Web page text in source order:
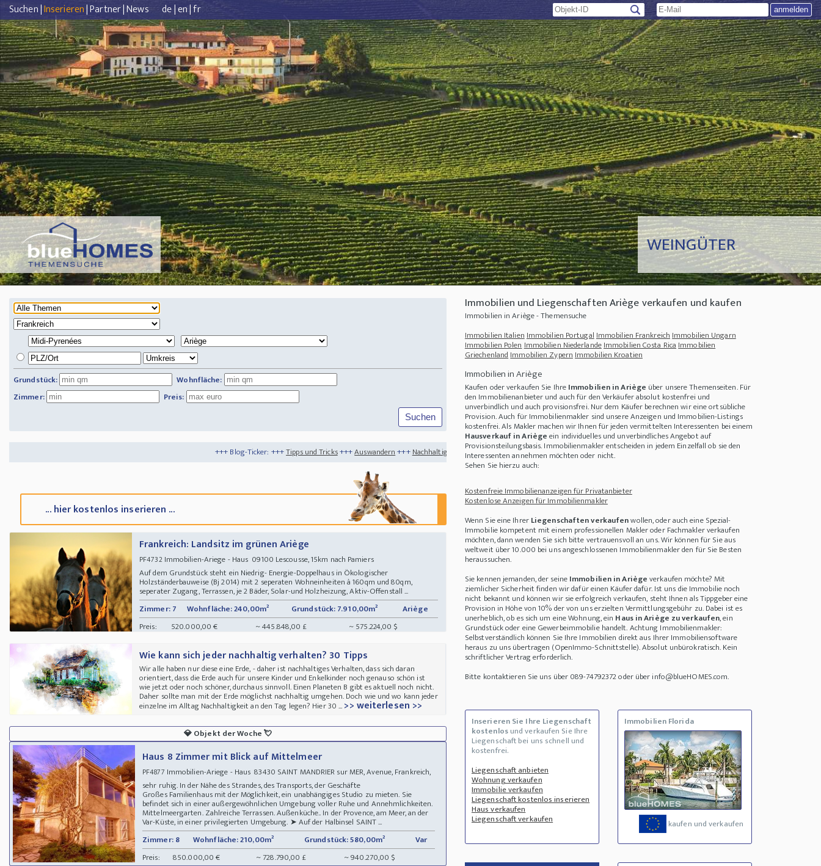
Suchen|Inserieren|Partner|News de|en|fr
WEINGÜTER
Grundstück:
Wohnfläche:
Zimmer:
Preis:
+++ Blog-Ticker: +++Tipps und Tricks+++Auswandern+++Nachhaltigkeit+++Gruselschlösser zu Halloween+++Nachhaltigkeit im Wohnungsbau - was kann man tun?+++Nachhaltigkeit im
... hier kostenlos inserieren ...
Frankreich: Landsitz im grünen Ariège
PF4732Immobilien-Ariege - Haus 09100 Lescousse, 15km nach Pamiers
Auf dem Grundstück steht ein Niedrig- Energie-Doppelhaus in Ökologischer
Holzständerbauweise (Bj 2014) mit 2 seperaten Wohneinheiten à 160qm und 80qm,
seperater Zugang, Terrassen, je 2 Bäder, Solar-und Holzheizung, Aktiv-Offenstall ...
Zimmer: 7
Wohnfläche: 240,00m² Grundstück: 7.910,00m²
Ariège
Preis:
520.000,00 € ~ 445.848,00 £ ~ 575.224,00 $
Wie kann sich jeder nachhaltig verhalten? 30 Tipps
Wir alle haben nur diese eine Erde, - daher ist nachhaltiges Verhalten, dass sich daran
orientiert, dass die Erde auch für unsere Kinder und Enkelkinder noch genauso schön ist
wie jetzt oder noch schöner, durchaus sinnvoll. Einen Planeten B gibt es aktuell noch nicht.
Daher sollte man mit der Erde möglichst nachhaltig umgehen. Doch wie und wo kann jeder
einzelne im Alltag Nachhaltigkeit an den Tag legen? Hier 30 ...>> weiterlesen >>
💎Objekt der Woche💘
Haus 8 Zimmer mit Blick auf Mittelmeer
PF4877 Immobilien-Ariege - Haus 83430 SAINT MANDRIER sur MER, Avenue, Frankreich,
sehr ruhig. In der Nähe des Strandes, des Transports, der Geschäfte
Großes Familienhaus mit der Möglichkeit, ein unabhängiges Studio zu mieten. Sie
befindet sich in einer außergewöhnlichen Umgebung voller Ruhe und Annehmlichkeiten.
Mittelmeergarten. Zahlreiche Terrassen. Außenküche.. In der Provence, am Meer, an der
Var-Küste, in einer privilegierten Umgebung. ➤ Auf der Halbinsel SAINT ...
Zimmer: 8
Wohnfläche: 210,00m² Grundstück: 580,00m²
Var
Preis:
850.000,00 € ~ 728.790,00 £ ~ 940.270,00 $
Immobilien und Liegenschaften Ariège verkaufen und kaufen
Immobilien in Ariège - Themensuche
Immobilien ItalienImmobilien PortugalImmobilien FrankreichImmobilien Ungarn
Immobilien PolenImmobilien NiederlandeImmobilien Costa RicaImmobilien
GriechenlandImmobilien ZypernImmobilien Kroatien
Immobilien in Ariège
Kaufen oder verkaufen Sie IhreImmobilien in Ariège über unsere Themenseiten. Für
den Immobilienanbieter und auch für den Verkäufer absolut kostenfrei und
unverbindlich und auch provisionsfrei. Nur dem Käufer berechnen wir eine ortsübliche
Provision. Auch für Immobilienmakler sind unsere Anzeigen und Immobilien-Listings
kostenfrei. Als Makler machen wir Ihnen für jeden vermittelten Interessenten bei einem
Hausverkauf in Ariègeein individuelles und unverbindliches Angebot auf
Provisionsteilungsbasis. Immobilienmakler entscheiden in jedem Einzelfall ob sie den
Interessenten annehmen möchten oder nicht.
Sehen Sie hierzu auch:
Kostenfreie Immobilienanzeigen für Privatanbieter
Kostenlose Anzeigen für Immobilienmakler
Wenn Sie eine IhrerLiegenschaften verkaufenwollen, oder auch eine Spezial-
Immobilie kompetent mit einem professionellen Makler oder Fachmakler verkaufen
möchten, dann wenden Sie sich bitte vertrauensvoll an uns. Wir können für Sie aus
weltweit über 10.000 bei uns angeschlossenen Immobilienmakler den für Sie Besten
heraussuchen.
Sie kennen jemanden, der seineImmobilien in Ariègeverkaufen möchte? Mit
ziemlicher Sicherheit finden wir dafür einen Käufer dafür. Ist uns die Immobilie noch
nicht bekannt und können wir sie erfolgreich verkaufen, steht Ihnen als Tippgeber eine
Provision in Höhe von 10% der von uns erzielten Vermittlungsgebühr zu. Dabei ist es
unerheblich, ob es sich um eine Wohnung, ein Haus in Ariège zu verkaufen, ein
Grundstück oder eine Gewerbeimmobilie handelt. Achtung Immobilienmakler:
Selbstverständlich können Sie Ihre Immobilien direkt aus Ihrer Immobiliensoftware
heraus zu uns übertragen (OpenImmo-Schnittstelle). Absolut unbürokratisch. Kein
schriftlicher Vertrag erforderlich.
Bitte kontaktieren Sie uns über 089-74792372 oder über info@blueHOMES.com.
Inserieren Sie Ihre Liegenschaft
kostenlosund verkaufen Sie Ihre
Liegenschaft bei uns schnell und
kostenfrei.
Liegenschaft anbieten
Wohnung verkaufen
Immobilie verkaufen
Liegenschaft kostenlos inserieren
Haus verkaufen
Liegenschaft verkaufen
Immobilien Florida
kaufen und verkaufen